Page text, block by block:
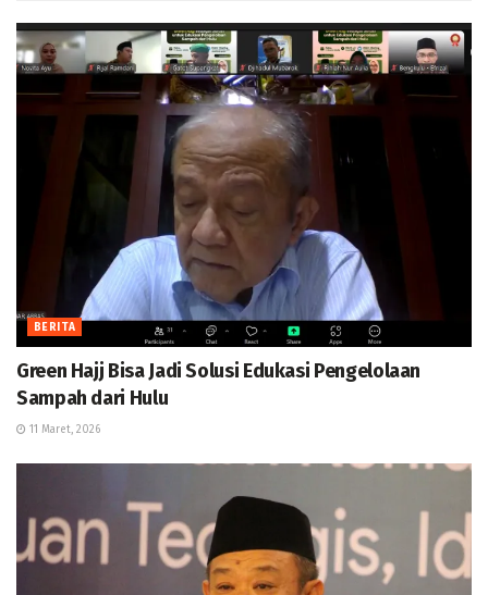
BERITA
Green Hajj Bisa Jadi Solusi Edukasi Pengelolaan
Sampah dari Hulu
11 Maret, 2026